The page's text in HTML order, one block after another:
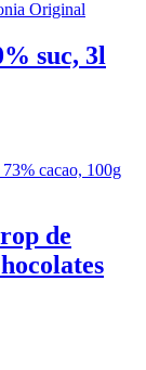
suc, 3l
de